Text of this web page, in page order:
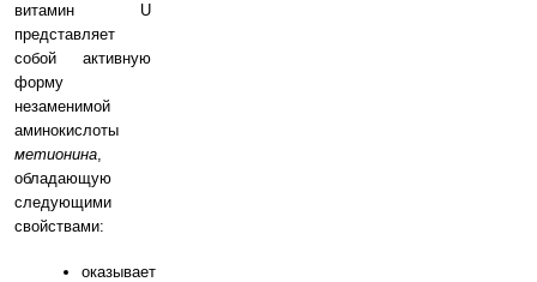
витамин U
представляет
собой активную
форму
незаменимой
аминокислоты
метионина,
обладающую
следующими
свойствами:
оказывает